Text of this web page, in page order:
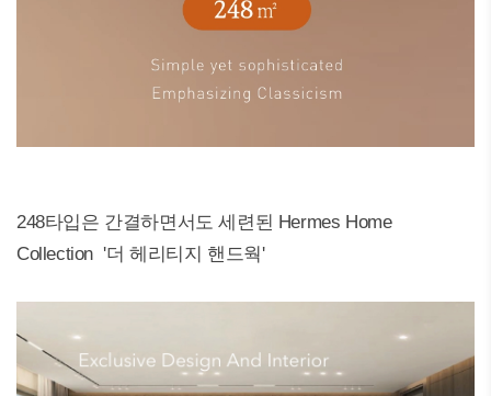
248타입은 간결하면서도 세련된 Hermes Home
Collection '더 헤리티지 핸드웍'